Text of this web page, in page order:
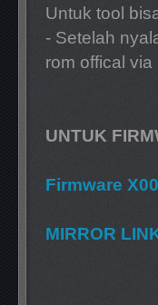
Untuk tool
- Setelah
rom offical
UNTUK
Firmware
MIRROR